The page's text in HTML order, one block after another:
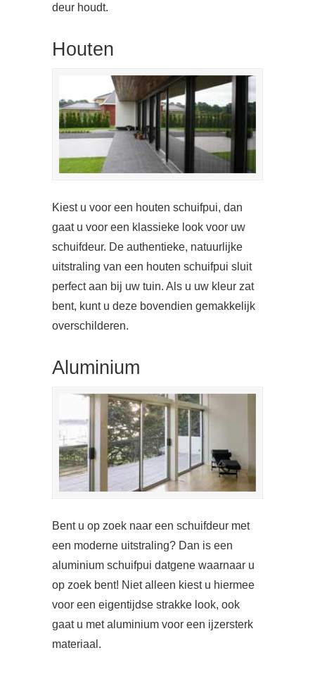
deur houdt.
Houten
Kiest u voor een houten schuifpui, dan
gaat u voor een klassieke look voor uw
schuifdeur. De authentieke, natuurlijke
uitstraling van een houten schuifpui sluit
perfect aan bij uw tuin. Als u uw kleur zat
bent, kunt u deze bovendien gemakkelijk
overschilderen.
Aluminium
Bent u op zoek naar een schuifdeur met
een moderne uitstraling? Dan is een
aluminium schuifpui datgene waarnaar u
op zoek bent! Niet alleen kiest u hiermee
voor een eigentijdse strakke look, ook
gaat u met aluminium voor een ijzersterk
materiaal.